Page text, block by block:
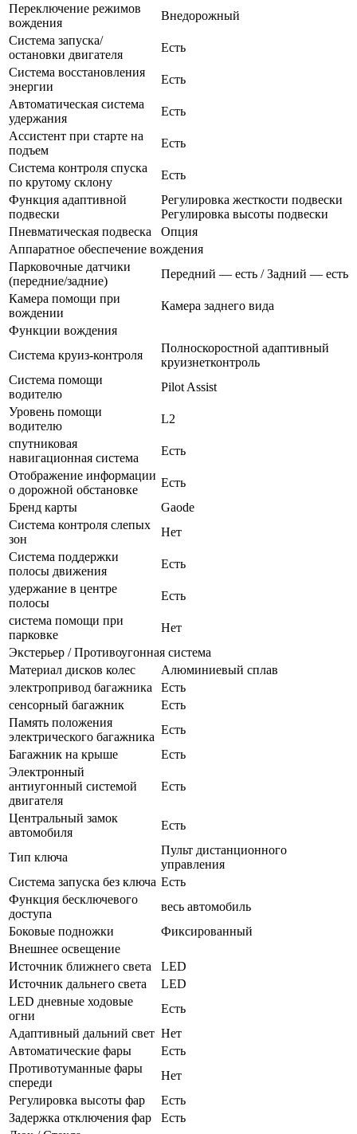
Переключение режимов
вождения
Внедорожный
Система запуска/
остановки двигателя
Есть
Система восстановления
энергии
Есть
Автоматическая система
удержания
Есть
Ассистент при старте на
подъем
Есть
Система контроля спуска
по крутому склону
Есть
Функция адаптивной
подвески
Регулировка жесткости подвески
Регулировка высоты подвески
Пневматическая подвеска
Опция
Аппаратное обеспечение вождения
Парковочные датчики
(передние/задние)
Передний — есть / Задний — есть
Камера помощи при
вождении
Камера заднего вида
Функции вождения
Система круиз-контроля
Полноскоростной адаптивный
круизнетконтроль
Система помощи
водителю
Pilot Assist
Уровень помощи
водителю
L2
спутниковая
навигационная система
Есть
Отображение информации
о дорожной обстановке
Есть
Бренд карты
Gaode
Система контроля слепых
зон
Нет
Система поддержки
полосы движения
Есть
удержание в центре
полосы
Есть
система помощи при
парковке
Нет
Экстерьер / Противоугонная система
Материал дисков колес
Алюминиевый сплав
электропривод багажника
Есть
сенсорный багажник
Есть
Память положения
электрического багажника
Есть
Багажник на крыше
Есть
Электронный
антиугонный системой
двигателя
Есть
Центральный замок
автомобиля
Есть
Тип ключа
Пульт дистанционного
управления
Система запуска без ключа Есть
Функция бесключевого
доступа
весь автомобиль
Боковые подножки
Фиксированный
Внешнее освещение
Источник ближнего света
LED
Источник дальнего света
LED
LED дневные ходовые
огни
Есть
Адаптивный дальний свет Нет
Автоматические фары
Есть
Противотуманные фары
спереди
Нет
Регулировка высоты фар
Есть
Задержка отключения фар
Есть